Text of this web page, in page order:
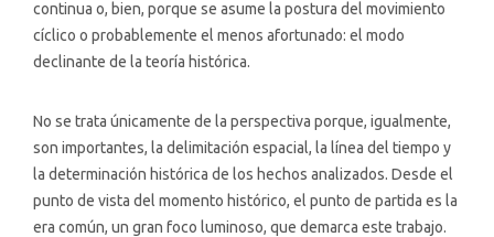
continua o, bien, porque se asume la postura del movimiento
cíclico o probablemente el menos afortunado: el modo
declinante de la teoría histórica.
No se trata únicamente de la perspectiva porque, igualmente,
son importantes, la delimitación espacial, la línea del tiempo y
la determinación histórica de los hechos analizados. Desde el
punto de vista del momento histórico, el punto de partida es la
era común, un gran foco luminoso, que demarca este trabajo.